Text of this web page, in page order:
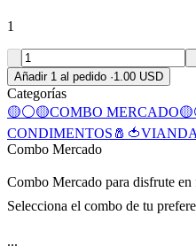
1
Añadir 1 al pedido ·1.00 USD
Categorías
🟡⚪🟡COMBO
CONDIMENTOS🧂
Combo Mercado
Combo Mercado para disfrute
Selecciona el combo de tu
...